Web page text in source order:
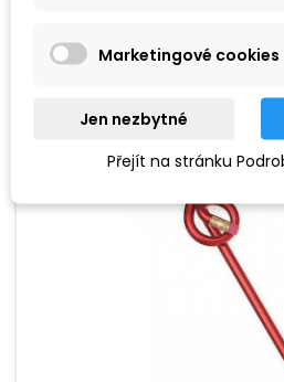
Marketingové cookies
Jen nezbytné
Přejít na stránku